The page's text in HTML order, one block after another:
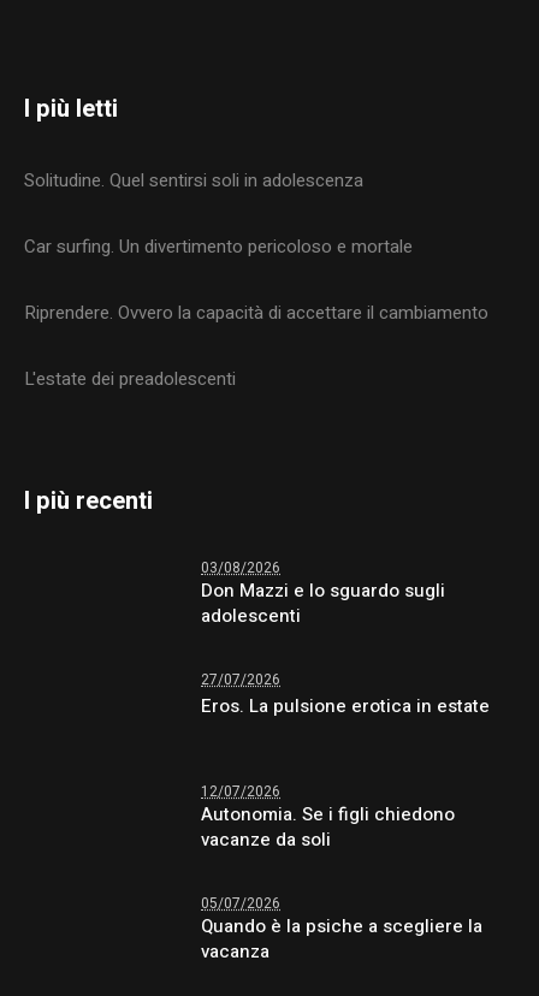
I più letti
Solitudine. Quel sentirsi soli in adolescenza
Car surfing. Un divertimento pericoloso e mortale
Riprendere. Ovvero la capacità di accettare il cambiamento
L'estate dei preadolescenti
I più recenti
03/08/2026
Don Mazzi e lo sguardo sugli
adolescenti
27/07/2026
Eros. La pulsione erotica in estate
12/07/2026
Autonomia. Se i figli chiedono
vacanze da soli
05/07/2026
Quando è la psiche a scegliere la
vacanza